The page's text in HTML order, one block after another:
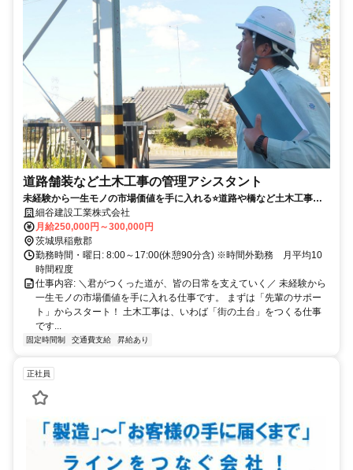
道路舗装など土木工事の管理アシスタント
未経験から一生モノの市場価値を手に入れる⭐道路や橋など土木工事の
工事現場管理のお仕事／土日祝休み・手当充実
細谷建設工業株式会社
月給250,000円～300,000円
茨城県稲敷郡
勤務時間・曜日: 8:00～17:00(休憩90分含) ※時間外勤務 月平均10
時間程度
仕事内容: ＼君がつくった道が、皆の日常を支えていく／ 未経験から
一生モノの市場価値を手に入れる仕事です。 まずは「先輩のサポー
ト」からスタート！ 土木工事は、いわば「街の土台」をつくる仕事
です...
固定時間制 交通費支給 昇給あり
正社員